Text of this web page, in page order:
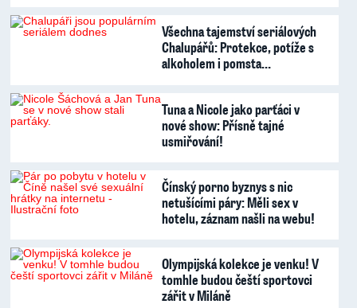
Všechna tajemství seriálových
Chalupářů: Protekce, potíže s
alkoholem i pomsta…
Tuna a Nicole jako parťáci v
nové show: Přísně tajné
usmiřování!
Čínský porno byznys s nic
netušícími páry: Měli sex v
hotelu, záznam našli na webu!
Olympijská kolekce je venku! V
tomhle budou čeští sportovci
zářit v Miláně